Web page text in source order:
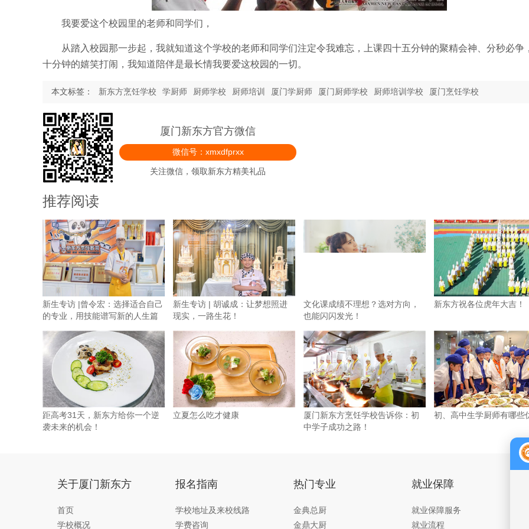
我要爱这个校园里的老师和同学们，
从踏入校园那一步起，我就知道这个学校的老师和同学们注定令我难忘，上课四十五分钟的聚精会神、分秒必争
十分钟的嬉笑打闹，我知道陪伴是最长情我要爱这校园的一切。
本文标签： 新东方烹饪学校 学厨师 厨师学校 厨师培训 厦门学厨师 厦门厨师学校 厨师培训学校 厦门烹饪学校
厦门新东方官方微信
微信号：xmxdfprxx
关注微信，领取新东方精美礼品
推荐阅读
新生专访 |曾令宏：选择适合自己
的专业，用技能谱写新的人生篇
新生专访 | 胡诚成：让梦想照进
现实，一路生花！
文化课成绩不理想？选对方向，
也能闪闪发光！
新东方祝各位虎年大吉！
距高考31天，新东方给你一个逆
袭未来的机会！
立夏怎么吃才健康
厦门新东方烹饪学校告诉你：初
中学子成功之路！
初、高中生学厨师有哪些
关于厦门新东方
首页
学校概况
报名指南
学校地址及来校线路
学费咨询
热门专业
金典总厨
金鼎大厨
就业保障
就业保障服务
就业流程